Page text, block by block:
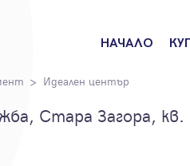
НАЧАЛО
Защо
Идеален център
Стара Загора, кв.